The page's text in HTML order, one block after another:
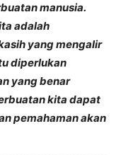
manusia.
adalah
yang mengalir
diperlukan
yang benar
kita dapat
pemahaman akan